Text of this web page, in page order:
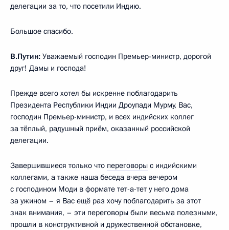
делегации за то, что посетили Индию.
Большое спасибо.
В.Путин: Уважаемый господин Премьер-министр, дорогой
друг! Дамы и господа!
Прежде всего хотел бы искренне поблагодарить
Президента Республики Индии Дроупади Мурму, Вас,
господин Премьер-министр, и всех индийских коллег
за тёплый, радушный приём, оказанный российской
делегации.
Завершившиеся только что переговоры с индийскими
коллегами, а также наша беседа вчера вечером
с господином Моди в формате тет-а-тет у него дома
за ужином – я Вас ещё раз хочу поблагодарить за этот
знак внимания, – эти переговоры были весьма полезными,
прошли в конструктивной и дружественной обстановке,